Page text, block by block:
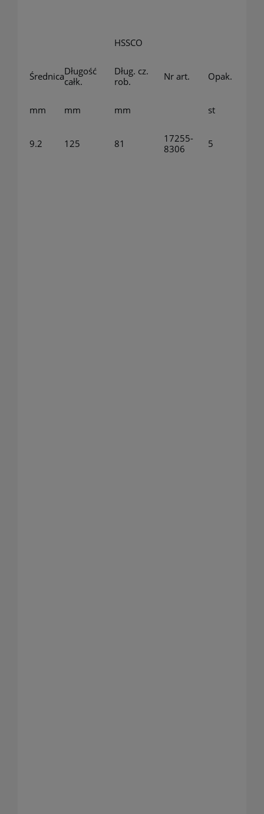
HSSCO
ŚrednicaDługość
całk.
Dług. cz.
rob.
Nr art. Opak.
mm mm mm st
9.2 125 81
17255-
8306
5